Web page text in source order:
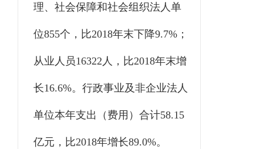
理、社会保障和社会组织法人单
位855个，比2018年末下降9.7% ；
从业人员16322 人，比2018年末增
长16.6%。行政事业及非企业法人
单位本年支出（费用）合计58.15
亿元，比2018年增长89.0%。